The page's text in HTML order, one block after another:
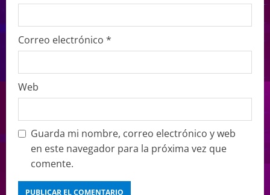
Correo electrónico *
Web
Guarda mi nombre, correo electrónico y web
en este navegador para la próxima vez que
comente.